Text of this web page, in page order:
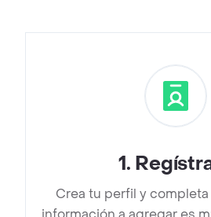
1.
Crea tu perfil y